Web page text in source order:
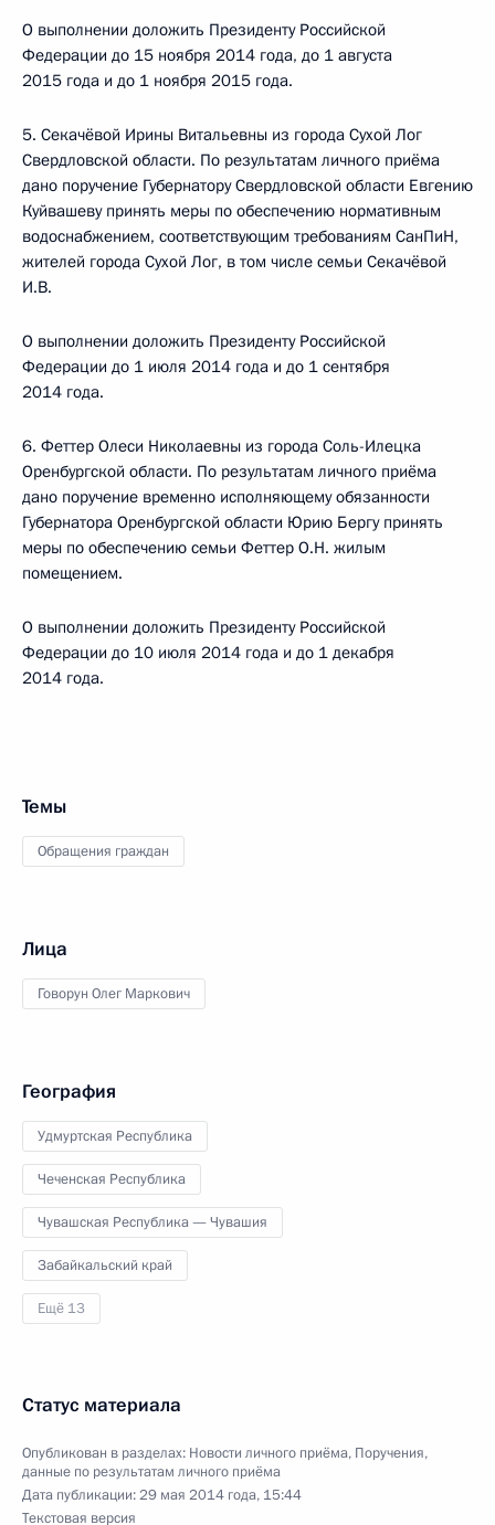
О выполнении доложить Президенту Российской
Федерации до 15 ноября 2014 года, до 1 августа
2015 года и до 1 ноября 2015 года.
5. Секачёвой Ирины Витальевны из города Сухой Лог
Свердловской области. По результатам личного приёма
дано поручение Губернатору Свердловской области Евгению
Куйвашеву принять меры по обеспечению нормативным
водоснабжением, соответствующим требованиям СанПиН,
жителей города Сухой Лог, в том числе семьи Секачёвой
И.В.
О выполнении доложить Президенту Российской
Федерации до 1 июля 2014 года и до 1 сентября
2014 года.
6. Феттер Олеси Николаевны из города Соль-Илецка
Оренбургской области. По результатам личного приёма
дано поручение временно исполняющему обязанности
Губернатора Оренбургской области Юрию Бергу принять
меры по обеспечению семьи Феттер О.Н. жилым
помещением.
О выполнении доложить Президенту Российской
Федерации до 10 июля 2014 года и до 1 декабря
2014 года.
Темы
Обращения граждан
Лица
Говорун Олег Маркович
География
Удмуртская Республика
Чеченская Республика
Чувашская Республика — Чувашия
Забайкальский край
Ещё 13
Статус материала
Опубликован в разделах: Новости личного приёма, Поручения,
данные по результатам личного приёма
Дата публикации:29 мая 2014 года, 15:44
Текстовая версия